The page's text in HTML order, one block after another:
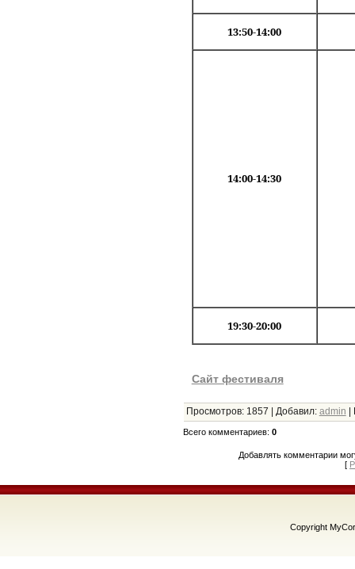
13:50-14:00
14:00-14:30
19:30-20:00
Сайт фестиваля
Просмотров: 1857 | Добавил: admin |
Всего комментариев: 0
Добавлять комментарии
[
Copyright